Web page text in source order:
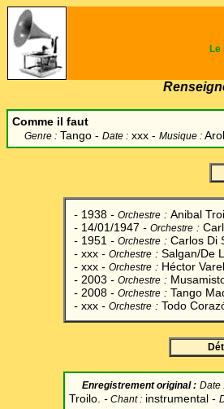
Le
Comme il faut
Genre : Tango - Date : xxx - Musique :
- 1938 - Orchestre : Anibal
- 14/01/1947 - Orchestre :
- 1951 - Orchestre : Carlos Di
- xxx - Orchestre : Salgan/De
- xxx - Orchestre : Héctor
- 2003 - Orchestre :
- 2008 - Orchestre : Tango
- xxx - Orchestre : Todo
Enregistrement original: Date
Troilo. - Chant: instrumental -